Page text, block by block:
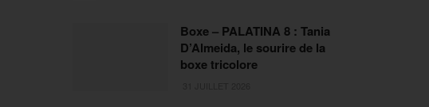
Boxe – PALATINA 8 : Tania
D’Almeida, le sourire de la
boxe tricolore